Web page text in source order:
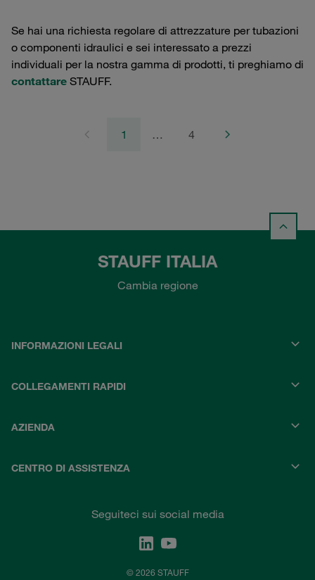
Se hai una richiesta regolare di attrezzature per tubazioni
o componenti idraulici e sei interessato a prezzi
individuali per la nostra gamma di prodotti, ti preghiamo di
contattare STAUFF.
1 … 4
STAUFF ITALIA
Cambia regione
INFORMAZIONI LEGALI
COLLEGAMENTI RAPIDI
AZIENDA
CENTRO DI ASSISTENZA
Seguiteci sui social media
© 2026 STAUFF